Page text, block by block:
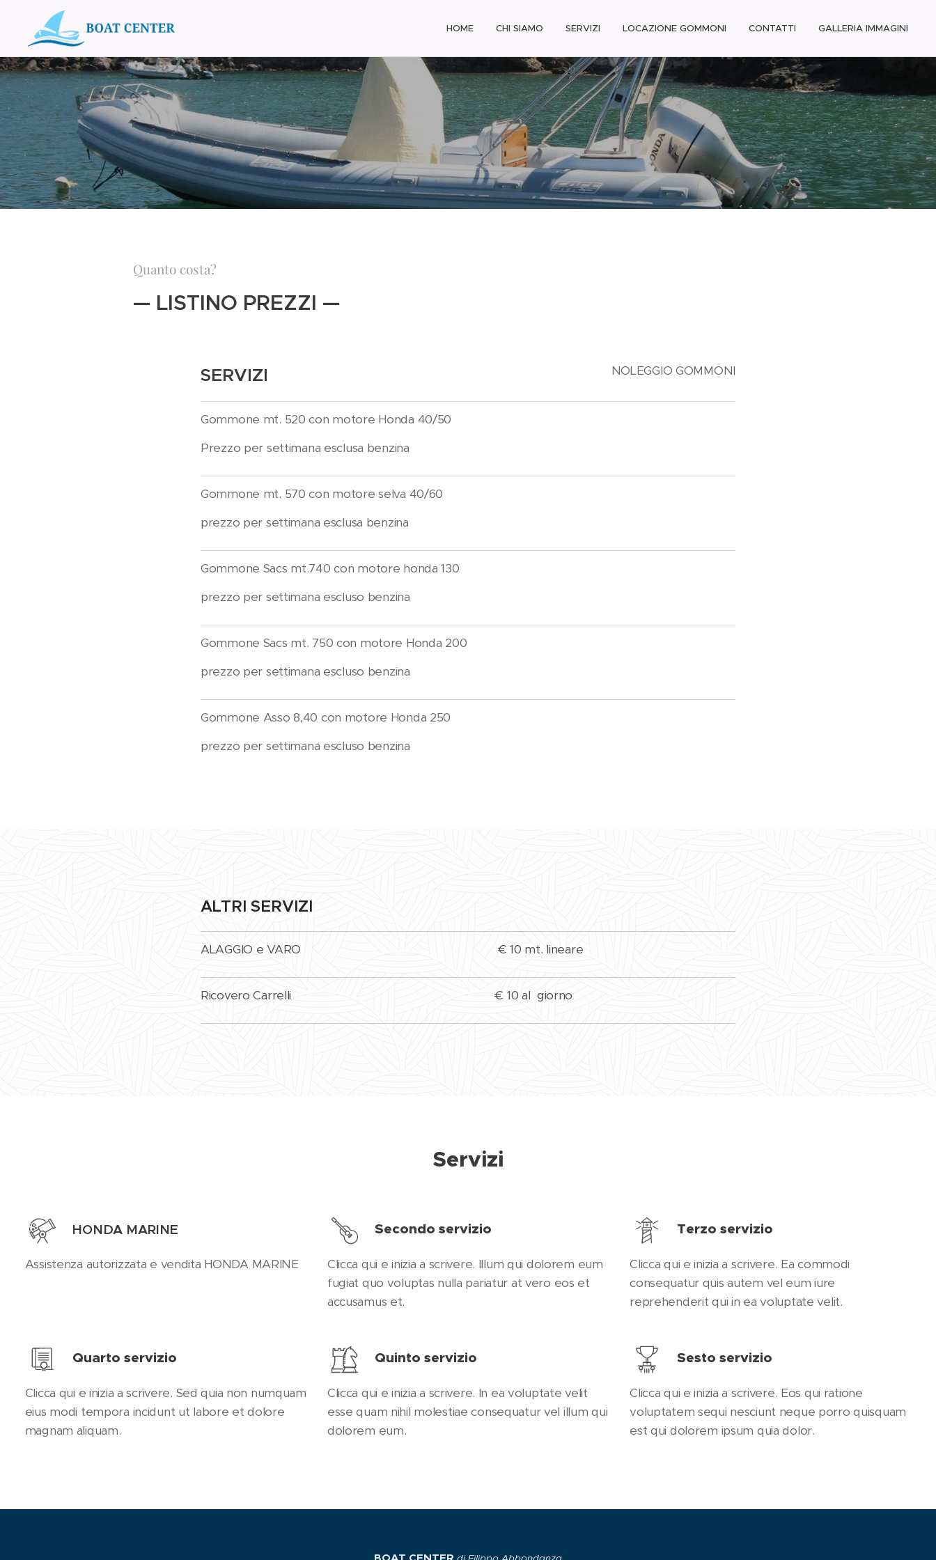
HOME CHI SIAMO SERVIZI LOCAZIONE GOMMONI CONTATTI GALLERIA IMMAGINI
Quanto costa?
— LISTINO PREZZI —
SERVIZI NOLEGGIO GOMMONI
Gommone mt. 520 con motore Honda 40/50
Prezzo per settimana esclusa benzina
Gommone mt. 570 con motore selva 40/60
prezzo per settimana esclusa benzina
Gommone Sacs mt.740 con motore honda 130
prezzo per settimana escluso benzina
Gommone Sacs mt. 750 con motore Honda 200
prezzo per settimana escluso benzina
Gommone Asso 8,40 con motore Honda 250
prezzo per settimana escluso benzina
ALTRI SERVIZI
ALAGGIO e VARO € 10 mt. lineare
Ricovero Carrelli € 10 al giorno
Servizi
HONDA MARINE
Assistenza autorizzata e vendita HONDA MARINE
Secondo servizio
Clicca qui e inizia a scrivere. Illum qui dolorem eum
fugiat quo voluptas nulla pariatur at vero eos et
accusamus et.
Terzo servizio
Clicca qui e inizia a scrivere. Ea commodi
consequatur quis autem vel eum iure
reprehenderit qui in ea voluptate velit.
Quarto servizio
Clicca qui e inizia a scrivere. Sed quia non numquam
eius modi tempora incidunt ut labore et dolore
magnam aliquam.
Quinto servizio
Clicca qui e inizia a scrivere. In ea voluptate velit
esse quam nihil molestiae consequatur vel illum qui
dolorem eum.
Sesto servizio
Clicca qui e inizia a scrivere. Eos qui ratione
voluptatem sequi nesciunt neque porro quisquam
est qui dolorem ipsum quia dolor.